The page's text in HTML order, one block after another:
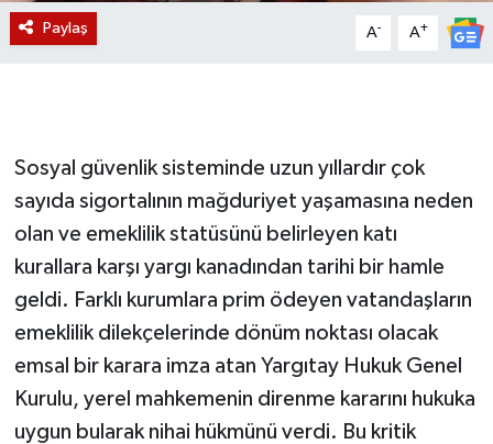
Paylaş A- A+
Sosyal güvenlik sisteminde uzun yıllardır çok
sayıda sigortalının mağduriyet yaşamasına neden
olan ve emeklilik statüsünü belirleyen katı
kurallara karşı yargı kanadından tarihi bir hamle
geldi. Farklı kurumlara prim ödeyen vatandaşların
emeklilik dilekçelerinde dönüm noktası olacak
emsal bir karara imza atan Yargıtay Hukuk Genel
Kurulu, yerel mahkemenin direnme kararını hukuka
uygun bularak nihai hükmünü verdi. Bu kritik